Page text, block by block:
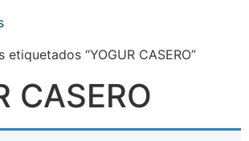
“YOGUR CASERO”
CASERO